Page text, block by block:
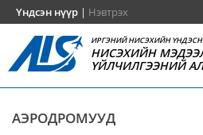
Үндсэн нүүр | Нэвтрэх
ИРГЭНИЙ НИСЭХИЙН
НИСЭХИЙН
ҮЙЛЧИЛГЭЭНИЙ
АЭРОДРОМУУД